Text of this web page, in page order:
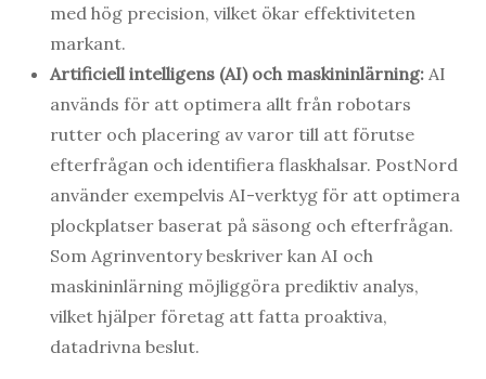
med hög precision, vilket ökar effektiviteten
markant.
Artificiell intelligens (AI) och maskininlärning: AI
används för att optimera allt från robotars
rutter och placering av varor till att förutse
efterfrågan och identifiera flaskhalsar. PostNord
använder exempelvis AI-verktyg för att optimera
plockplatser baserat på säsong och efterfrågan.
Som Agrinventory beskriver kan AI och
maskininlärning möjliggöra prediktiv analys,
vilket hjälper företag att fatta proaktiva,
datadrivna beslut.